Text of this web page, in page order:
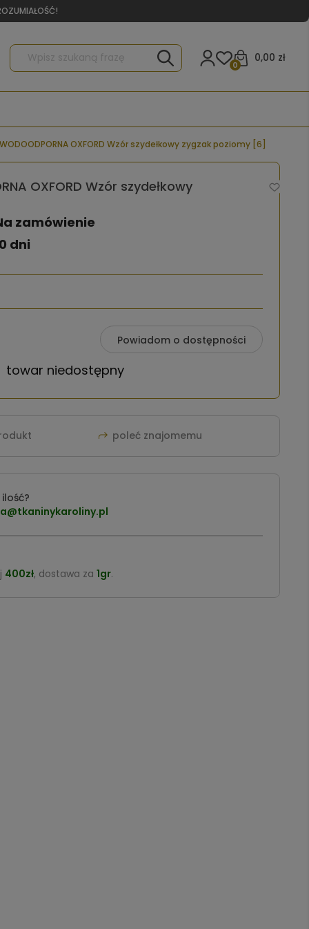
0,00 zł
0
WODOODPORNA OXFORD Wzór szydełkowy zygzak poziomy [6]
OXFORD Wzór szydełkowy
zamówienie
dni
Powiadom o dostępności
towar niedostępny
poleć znajomemu
400zł, dostawa za 1gr.